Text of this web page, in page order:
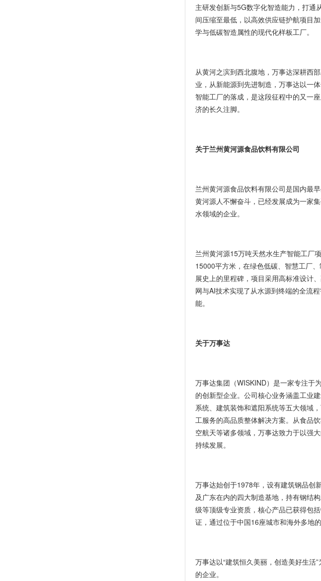
主研发创新与5G数字化智造能力，打通
间压缩至最低，以高效供应链护航项目
学与低碳智造属性的现代化样板工厂。
从黄河之滨到西北腹地，万事达深耕西
业，从新能源到先进制造，万事达以一
智能工厂的落成，是这段征程中的又一
济的长久注脚。
关于兰州黄河源食品饮料有限公司
兰州黄河源食品饮料有限公司是国内最
黄河源人不懈奋斗，已经发展成为一家
水领域的企业。
兰州黄河源15万吨天然水生产智能工厂
15000平方米，在绿色低碳、智慧工厂
展史上的里程碑，项目采用高标准设计
网与AI技术实现了从水源到终端的全流
能。
关于万事达
万事达集团（WISKIND）是一家专注于
的创新型企业。公司核心业务涵盖工业
系统、建筑装饰和遮阳系统等五大领域
工服务的高品质整体解决方案。从食品
空航天等诸多领域，万事达致力于以强
持续发展。
万事达始创于1978年，设有建筑钢品创
及广东在内的四大制造基地，持有钢结
级等顶级专业资质，核心产品已获得包
证，通过位于中国16座城市和海外多地
万事达以“建筑恒久美丽，创造美好生活
的企业。